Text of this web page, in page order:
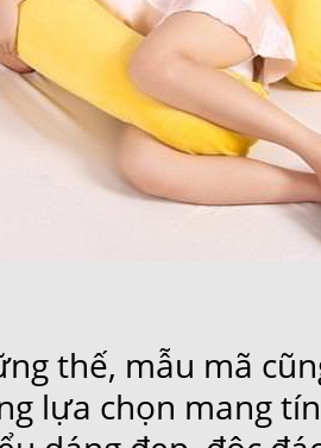
thế, mẫu mã
lựa chọn mang